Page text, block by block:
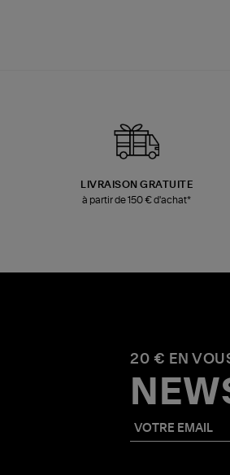
LIVRAISON GRATUITE
à partir de 150 € d'achat*
20 € EN